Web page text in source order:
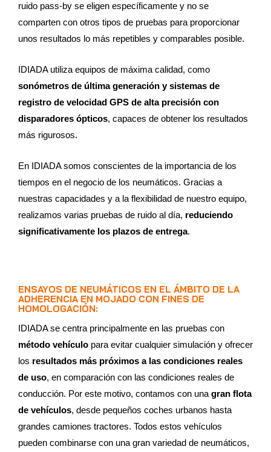
ruido pass-by se eligen específicamente y no se
comparten con otros tipos de pruebas para proporcionar
unos resultados lo más repetibles y comparables posible.
IDIADA utiliza equipos de máxima calidad, como
sonómetros de última generación y sistemas de
registro de velocidad GPS de alta precisión con
disparadores ópticos, capaces de obtener los resultados
más rigurosos.
En IDIADA somos conscientes de la importancia de los
tiempos en el negocio de los neumáticos. Gracias a
nuestras capacidades y a la flexibilidad de nuestro equipo,
realizamos varias pruebas de ruido al día, reduciendo
significativamente los plazos de entrega.
ENSAYOS DE NEUMÁTICOS EN EL ÁMBITO DE LA
ADHERENCIA EN MOJADO CON FINES DE
HOMOLOGACIÓN:
IDIADA se centra principalmente en las pruebas con
método vehículo para evitar cualquier simulación y ofrecer
los resultados más próximos a las condiciones reales
de uso, en comparación con las condiciones reales de
conducción. Por este motivo, contamos con una gran flota
de vehículos, desde pequeños coches urbanos hasta
grandes camiones tractores. Todos estos vehículos
pueden combinarse con una gran variedad de neumáticos,